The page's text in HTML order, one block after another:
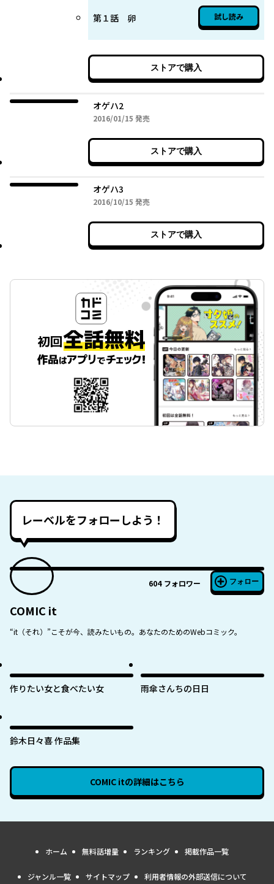
第１話 卵 試し読み
ストアで購入
オゲハ2
2016/01/15 2016年01月15日
発売
ストアで購入
オゲハ3
2016/10/15 2016年10月15日
発売
ストアで購入
レーベルをフォローしよう！
604 フォロワー フォロー
COMIC it
“it（それ）”こそが今、読みたいもの。あなたのためのWebコミック。
作りたい女と食べたい女 雨傘さんちの日日
鈴木日々喜 作品集
COMIC itの詳細はこちら
ホーム 無料話増量 ランキング 掲載作品一覧
ジャンル一覧 サイトマップ 利用者情報の外部送信について